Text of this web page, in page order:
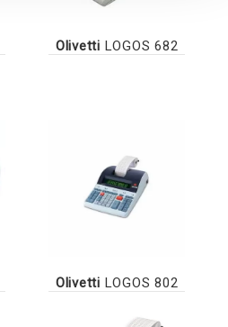
Olivetti LOGOS 682
Olivetti LOGOS 802